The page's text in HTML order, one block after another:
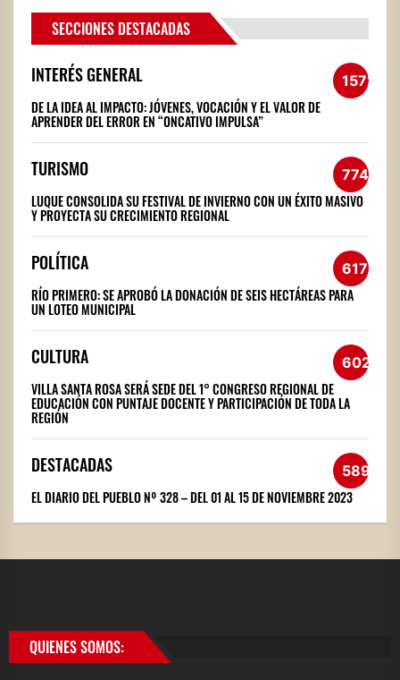
SECCIONES DESTACADAS
INTERÉS GENERAL 1572
DE LA IDEA AL IMPACTO: JÓVENES, VOCACIÓN Y EL VALOR DE
APRENDER DEL ERROR EN “ONCATIVO IMPULSA”
TURISMO 774
LUQUE CONSOLIDA SU FESTIVAL DE INVIERNO CON UN ÉXITO MASIVO
Y PROYECTA SU CRECIMIENTO REGIONAL
POLÍTICA 617
RÍO PRIMERO: SE APROBÓ LA DONACIÓN DE SEIS HECTÁREAS PARA
UN LOTEO MUNICIPAL
CULTURA 602
VILLA SANTA ROSA SERÁ SEDE DEL 1° CONGRESO REGIONAL DE
EDUCACIÓN CON PUNTAJE DOCENTE Y PARTICIPACIÓN DE TODA LA
REGIÓN
DESTACADAS 589
EL DIARIO DEL PUEBLO Nº 328 – DEL 01 AL 15 DE NOVIEMBRE 2023
QUIENES SOMOS: